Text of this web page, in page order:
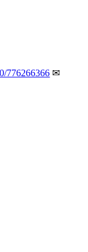
776266366 ✉